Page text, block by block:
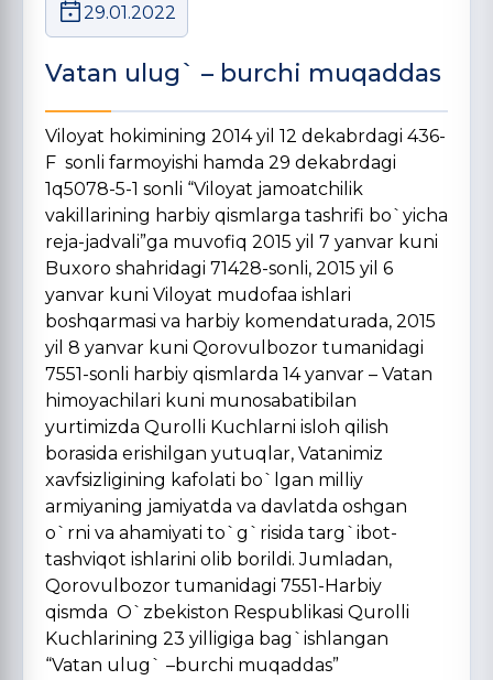
29.01.2022
Vatan ulug` – burchi muqaddas
Viloyat hokimining 2014 yil 12 dekabrdagi 436-
F sonli farmoyishi hamda 29 dekabrdagi
1q5078-5-1 sonli “Viloyat jamoatchilik
vakillarining harbiy qismlarga tashrifi bo`yicha
reja-jadvali”ga muvofiq 2015 yil 7 yanvar kuni
Buxoro shahridagi 71428-sonli, 2015 yil 6
yanvar kuni Viloyat mudofaa ishlari
boshqarmasi va harbiy komendaturada, 2015
yil 8 yanvar kuni Qorovulbozor tumanidagi
7551-sonli harbiy qismlarda 14 yanvar – Vatan
himoyachilari kuni munosabatibilan
yurtimizda Qurolli Kuchlarni isloh qilish
borasida erishilgan yutuqlar, Vatanimiz
xavfsizligining kafolati bo`lgan milliy
armiyaning jamiyatda va davlatda oshgan
o`rni va ahamiyati to`g`risida targ`ibot-
tashviqot ishlarini olib borildi. Jumladan,
Qorovulbozor tumanidagi 7551-Harbiy
qismda O`zbekiston Respublikasi Qurolli
Kuchlarining 23 yilligiga bag`ishlangan
“Vatan ulug` –burchi muqaddas”